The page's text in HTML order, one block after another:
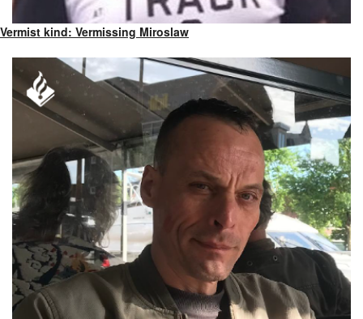
Vermist kind: Vermissing Miroslaw